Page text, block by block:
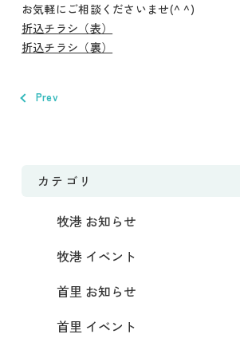
お気軽にご相談くださいませ(^ ^)
折込チラシ（表）
折込チラシ（裏）
Prev
カテゴリ
牧港 お知らせ
牧港 イベント
首里 お知らせ
首里 イベント